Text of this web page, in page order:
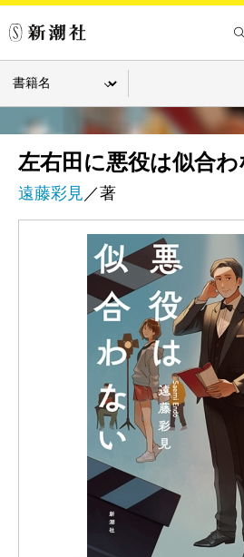
左右田に悪役は似合わ
遠藤彩見 ／著